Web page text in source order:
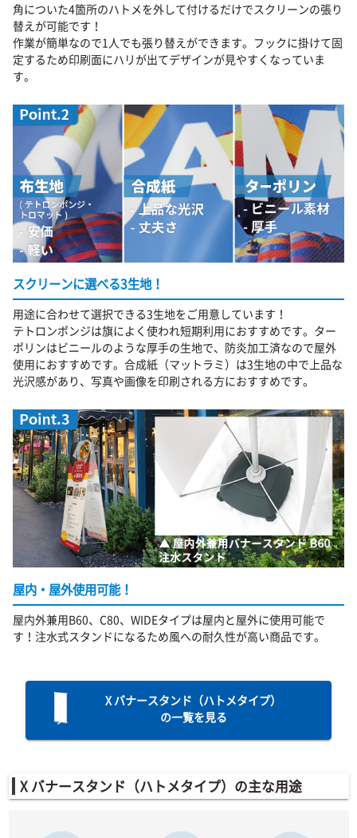
角についた4箇所のハトメを外して付けるだけでスクリーンの張り
替えが可能です！
作業が簡単なので1人でも張り替えができます。フックに掛けて固
定するため印刷面にハリが出てデザインが見やすくなっていま
す。
スクリーンに選べる3生地！
用途に合わせて選択できる3生地をご用意しています！
テトロンポンジは旗によく使われ短期利用におすすめです。ター
ポリンはビニールのような厚手の生地で、防炎加工済なので屋外
使用におすすめです。合成紙（マットラミ）は3生地の中で上品な
光沢感があり、写真や画像を印刷される方におすすめです。
屋内・屋外使用可能！
屋内外兼用B60、C80、WIDEタイプは屋内と屋外に使用可能で
す！注水式スタンドになるため風への耐久性が高い商品です。
X バナースタンド（ハトメタイプ）
の一覧を見る
X バナースタンド（ハトメタイプ）の主な用途